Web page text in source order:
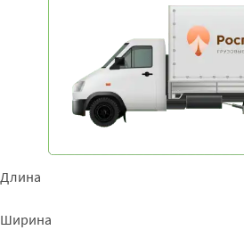
Длина
Ширина